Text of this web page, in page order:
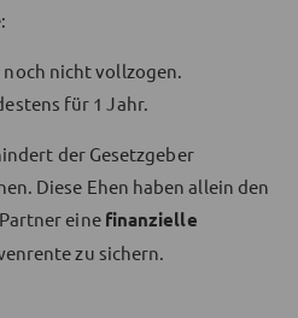
nicht vollzogen.
für 1 Jahr.
der Gesetzgeber
Diese Ehen haben allein den
eine finanzielle
zu sichern.